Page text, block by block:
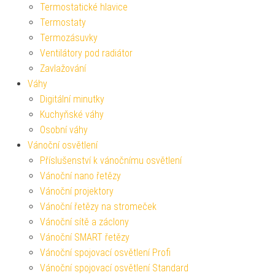
Termostatické hlavice
Termostaty
Termozásuvky
Ventilátory pod radiátor
Zavlažování
Váhy
Digitální minutky
Kuchyňské váhy
Osobní váhy
Vánoční osvětlení
Příslušenství k vánočnímu osvětlení
Vánoční nano řetězy
Vánoční projektory
Vánoční řetězy na stromeček
Vánoční sítě a záclony
Vánoční SMART řetězy
Vánoční spojovací osvětlení Profi
Vánoční spojovací osvětlení Standard